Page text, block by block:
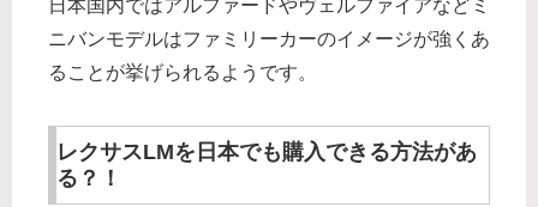
日本国内ではアルファードやヴェルファイアなどミ
ニバンモデルはファミリーカーのイメージが強くあ
ることが挙げられるようです。
レクサスLMを日本でも購入できる方法があ
る？！